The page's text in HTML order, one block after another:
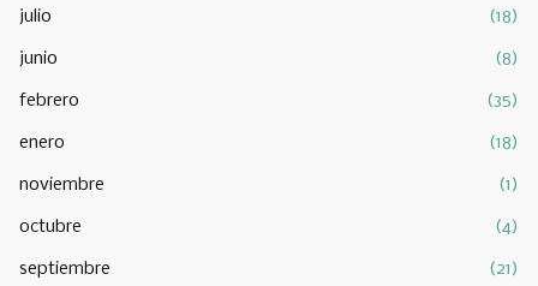
julio (18)
junio (8)
febrero (35)
enero (18)
noviembre (1)
octubre (4)
septiembre (21)